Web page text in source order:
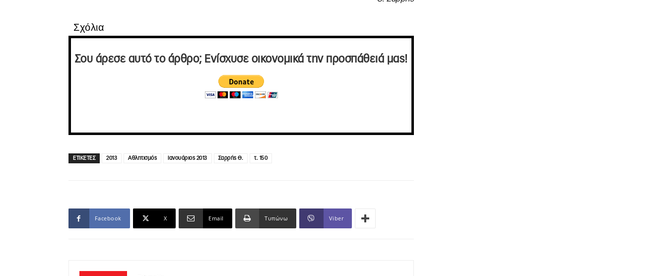
Σχόλια
Σου άρεσε αυτό το άρθρο; Ενίσχυσε οικονομικά την προσπάθειά μας!
ΕΤΙΚΕΤΕΣ 2013 Αθλητισμός Ιανουάριος 2013 Σαρρής Θ. τ. 150
Facebook X Email Τυπώνω Viber